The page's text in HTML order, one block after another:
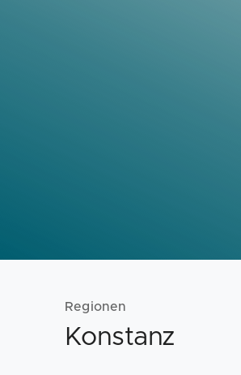
Regionen
Konstanz